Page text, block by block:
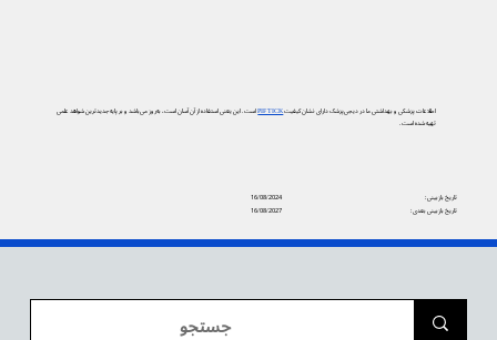
اطلاعات پزشکی و بهداشتی ما در دیجی‌پزشک دارای نشان کیفیتPIF TICKاست. این یعنی استفاده از آن آسان است، به‌روز می‌باشد و بر پایه جدیدترین شواهد علمی
تهیه شده است.
16/08/2024
تاریخ بازبینی:
16/08/2027
تاریخ بازبینی بعدی: